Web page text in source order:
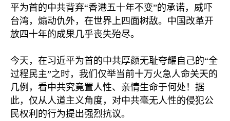
平为首的中共背弃“香港五十年不变”的承诺，威吓
台湾，煽动仇外，在世界上四面树敌。中国改革开
放四十年的成果几乎丧失殆尽。
今天，在习近平为首的中共厚颜无耻夸耀自己的“全
过程民主”之时，我们仅举当前十万火急人命关天的
几例，看中共究竟置人性、亲情生命于何处！据
此，仅从人道主义角度，对中共毫无人性的侵犯公
民权利的行为提出强烈抗议。